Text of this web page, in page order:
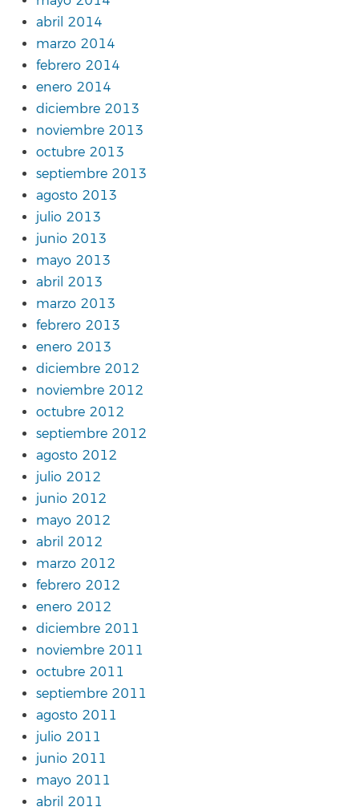
abril 2014
marzo 2014
febrero 2014
enero 2014
diciembre 2013
noviembre 2013
octubre 2013
septiembre 2013
agosto 2013
julio 2013
junio 2013
mayo 2013
abril 2013
marzo 2013
febrero 2013
enero 2013
diciembre 2012
noviembre 2012
octubre 2012
septiembre 2012
agosto 2012
julio 2012
junio 2012
mayo 2012
abril 2012
marzo 2012
febrero 2012
enero 2012
diciembre 2011
noviembre 2011
octubre 2011
septiembre 2011
agosto 2011
julio 2011
junio 2011
mayo 2011
abril 2011